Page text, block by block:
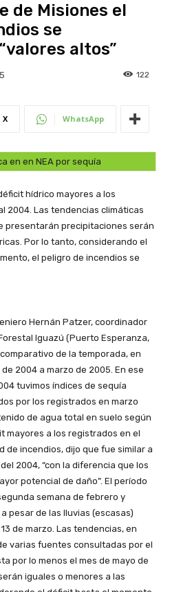
de Misiones el
se
altos”
122
X WhatsApp
en en NEA por sequía
hídrico mayores a los
2004. Las tendencias climáticas
presentarán precipitaciones serán
Por lo tanto, considerando el
el peligro de incendios se
Hernán Patzer, coordinador
Iguazú (Puerto Esperanza,
de la temporada, en
2004 a marzo de 2005. En ese
tuvimos índices de sequía
por los registrados en marzo
de agua total en suelo según
mayores a los registrados en el
de incendios, dijo que fue similar a
2004, “con la diferencia que los
potencial de daño”. El período
semana de febrero y
pesar de las lluvias (escasas)
de marzo. Las tendencias, en
varias fuentes consultadas por el
por lo menos el mes de mayo de
iguales o menores a las